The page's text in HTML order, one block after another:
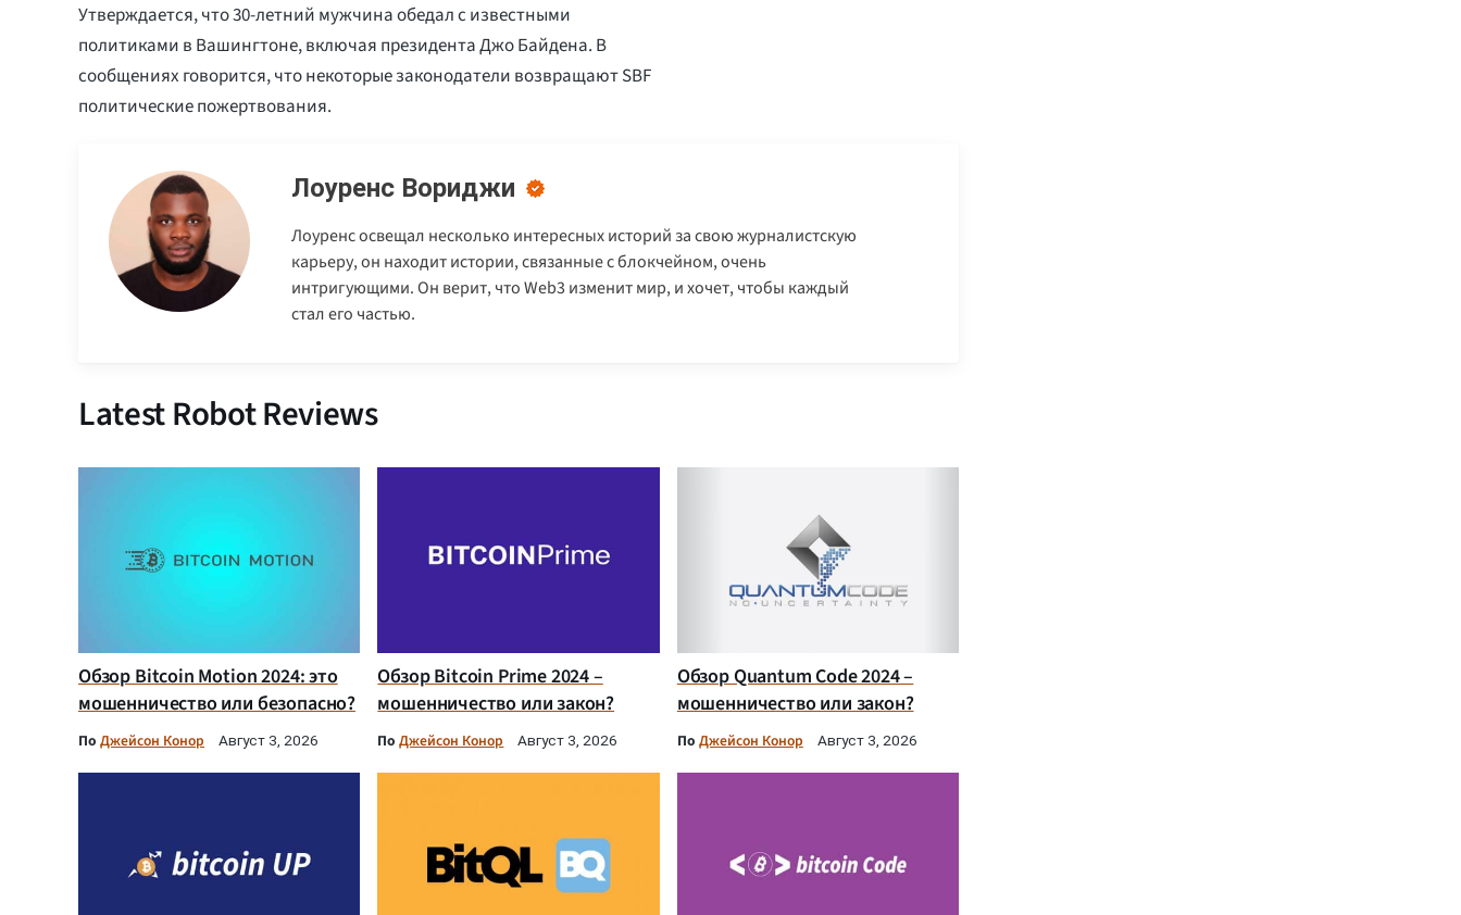
Утверждается, что 30-летний мужчина обедал с известными
политиками в Вашингтоне, включая президента Джо Байдена. В
сообщениях говорится, что некоторые законодатели возвращают SBF
политические пожертвования.
Лоуренс Вориджи
Лоуренс освещал несколько интересных историй за свою журналистскую
карьеру, он находит истории, связанные с блокчейном, очень
интригующими. Он верит, что Web3 изменит мир, и хочет, чтобы каждый
стал его частью.
Latest Robot Reviews
Обзор Bitcoin Motion 2024: это
мошенничество или безопасно?
По Джейсон Конор Август 3, 2026
Обзор Bitcoin Prime 2024 –
мошенничество или закон?
ПоДжейсон Конор Август 3, 2026
Обзор Quantum Code 2024 –
мошенничество или закон?
По Джейсон Конор Август 3, 2026